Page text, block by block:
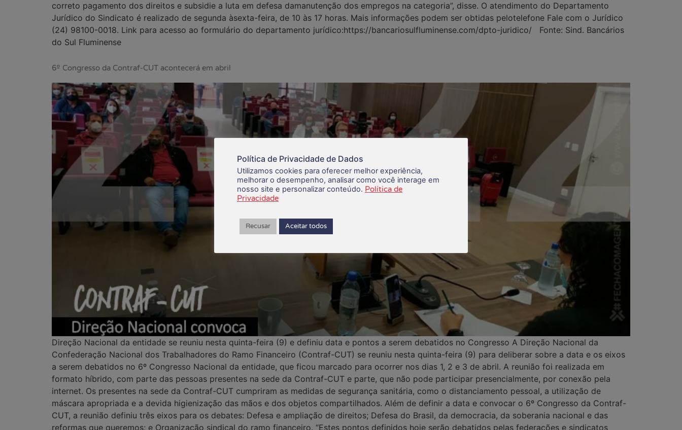
correto pagamento dos direitos e subsidie a luta em defesa damanutenção dos empregos na categoria”, disse. O atendimento do Departamento
Jurídico do Sindicato é realizado de segunda àsexta-feira, de 10 às 17 horas. Mais informações podem ser obtidas pelotelefone Fale com o Jurídico
(24) 98100-0018. Link para acesso ao formulário do departamento jurídico:https://bancariosulfluminense.com/dpto-juridico/ Fonte: Sind. Bancários
do Sul Fluminense
6º Congresso da Contraf-CUT acontecerá em abril
Direção Nacional da entidade se reuniu nesta quinta-feira (9) e definiu data e pontos a serem debatidos no Congresso A Direção Nacional da
Confederação Nacional dos Trabalhadores do Ramo Financeiro (Contraf-CUT) se reuniu nesta quinta-feira (9) para deliberar sobre a data e os eixos
a serem debatidos no 6º Congresso Nacional da entidade, que ficou marcado para ocorrer nos dias 1, 2 e 3 de abril. A reunião foi realizada em
formato híbrido, com parte das pessoas presentes na sede da Contraf-CUT e parte, que não pode participar presencialmente, por conexão pela
internet. Os presentes na sede da Contraf-CUT cumpriram as medidas de segurança sanitária, como o distanciamento pessoal, a utilização de
máscara apropriada e a devida higienização das mãos e dos objetos compartilhados. Além de definir a data e convocar o 6º Congresso da Contraf-
CUT, a reunião definiu três eixos para os debates: Defesa e ampliação de direitos; Defesa do Brasil, da democracia, da soberania nacional e das
reformas que queremos; e Organização sindical do ramo financeiro. “Estes pontos definidos hoje serão debatidos pelas federações e sindicatos
Política de Privacidade de Dados
Utilizamos cookies para oferecer melhor experiência,
melhorar o desempenho, analisar como você interage em
nosso site e personalizar conteúdo. Política de
Privacidade
Recusar Aceitar todos